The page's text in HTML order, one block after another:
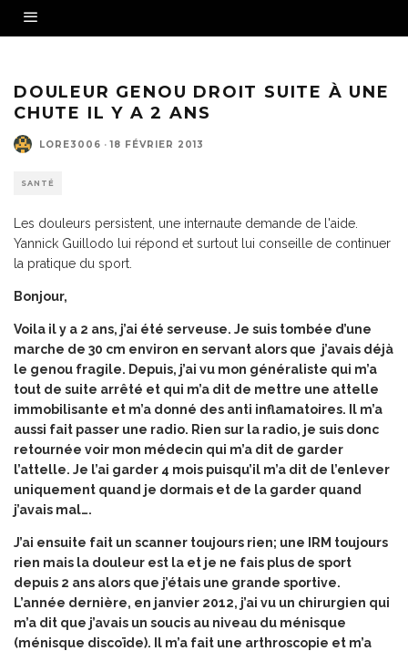
DOULEUR GENOU DROIT SUITE À UNE
CHUTE IL Y A 2 ANS
LORE3006 · 18 FÉVRIER 2013
SANTÉ
Les douleurs persistent, une internaute demande de l'aide.
Yannick Guillodo lui répond et surtout lui conseille de continuer
la pratique du sport.
Bonjour,
Voila il y a 2 ans, j’ai été serveuse. Je suis tombée d’une
marche de 30 cm environ en servant alors que j’avais déjà
le genou fragile. Depuis, j’ai vu mon généraliste qui m’a
tout de suite arrêté et qui m’a dit de mettre une attelle
immobilisante et m’a donné des anti inflamatoires. Il m’a
aussi fait passer une radio. Rien sur la radio, je suis donc
retournée voir mon médecin qui m’a dit de garder
l’attelle. Je l’ai garder 4 mois puisqu’il m’a dit de l’enlever
uniquement quand je dormais et de la garder quand
j’avais mal….
J’ai ensuite fait un scanner toujours rien; une IRM toujours
rien mais la douleur est la et je ne fais plus de sport
depuis 2 ans alors que j’étais une grande sportive.
L’année dernière, en janvier 2012, j’ai vu un chirurgien qui
m’a dit que j’avais un soucis au niveau du ménisque
(ménisque discoïde). Il m’a fait une arthroscopie et m’a